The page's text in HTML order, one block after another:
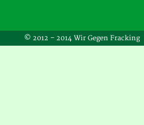
© 2012 – 2014 Wir Gegen Fracking